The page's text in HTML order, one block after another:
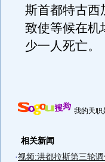
斯首都特古西
致使等候在机
少一人死亡。
我的天职
相关新闻
·视频:洪都拉斯第三轮